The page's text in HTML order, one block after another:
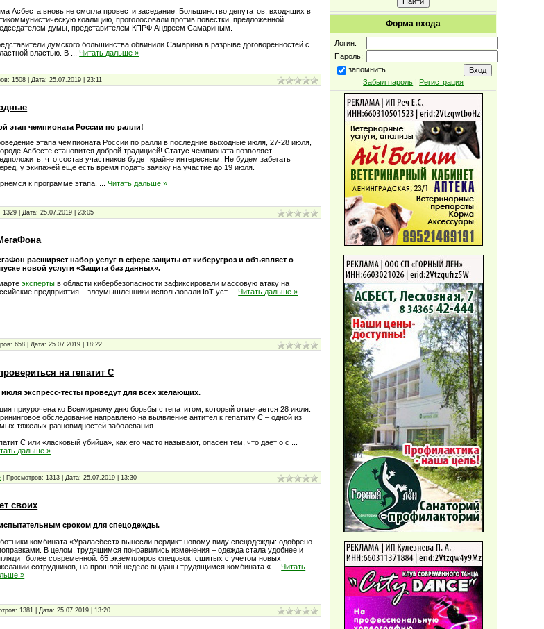
Асбеста вновь не смогла провести заседание. Большинство депутатов, входящих в
коалицию, проголосовали против повестки, предложенной
думы, представителем КПРФ Андреем Самариным.
думского большинства обвинили Самарина в разрыве договоренностей с
властью. В
...Читать дальше »
1508 Дата: 25.07.2019 |23:11
этап чемпионата России по ралли!
этапа чемпионата России по ралли в последние выходные июля, 27-28 июля,
Асбесте становится доброй традицией! Статус чемпионата позволяет
что состав участников будет крайне интересным. Не будем забегать
у экипажей еще есть время подать заявку на участие до 19 июля.
к программе этапа.
...Читать дальше »
1329 Дата: 25.07.2019 |23:05
расширяет набор услуг в сфере защиты от киберугроз и объявляет о
новой услуги «Защита баз данных».
эксперты в области кибербезопасности зафиксировали массовую атаку на
предприятия – злоумышленники использовали IoT-уст
...Читать дальше »
658 |Дата: 25.07.2019 |18:22
на гепатит С
июля экспресс-тесты проведут для всех желающих.
приурочена ко Всемирному дню борьбы с гепатитом, который отмечается 28 июля.
обследование направлено на выявление антител к гепатиту С – одной из
тяжелых разновидностей заболевания.
С или «ласковый убийца», как его часто называют, опасен тем, что дает о с
дальше »
Просмотров: 1313 Дата: 25.07.2019 |13:30
своих
сроком для спецодежды.
комбината «Ураласбест» вынесли вердикт новому виду спецодежды: одобрено
В целом, трудящимся понравились изменения – одежда стала удобнее и
более современной. 65 экземпляров спецовок, сшитых с учетом новых
сотрудников, на прошлой неделе выданы трудящимся комбината «
...Читать
»
1381 Дата: 25.07.2019 |13:20
Форма входа
Логин:
Пароль:
запомнить
Забыл пароль | Регистрация